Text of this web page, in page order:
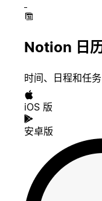
Notion 日
时间、日程和任
iOS 版
安卓版